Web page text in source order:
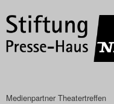
Medienpartner Theatertreffen